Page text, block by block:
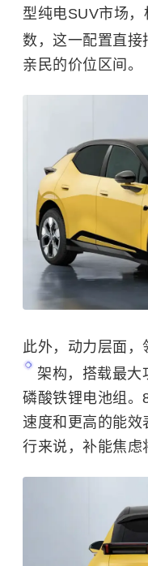
型纯电SUV市场，
数，这一配置直接
亲民的价位区间。
此外，动力层面，
架构，搭载最大
磷酸铁锂电池组
速度和更高的能效
行来说，补能焦虑